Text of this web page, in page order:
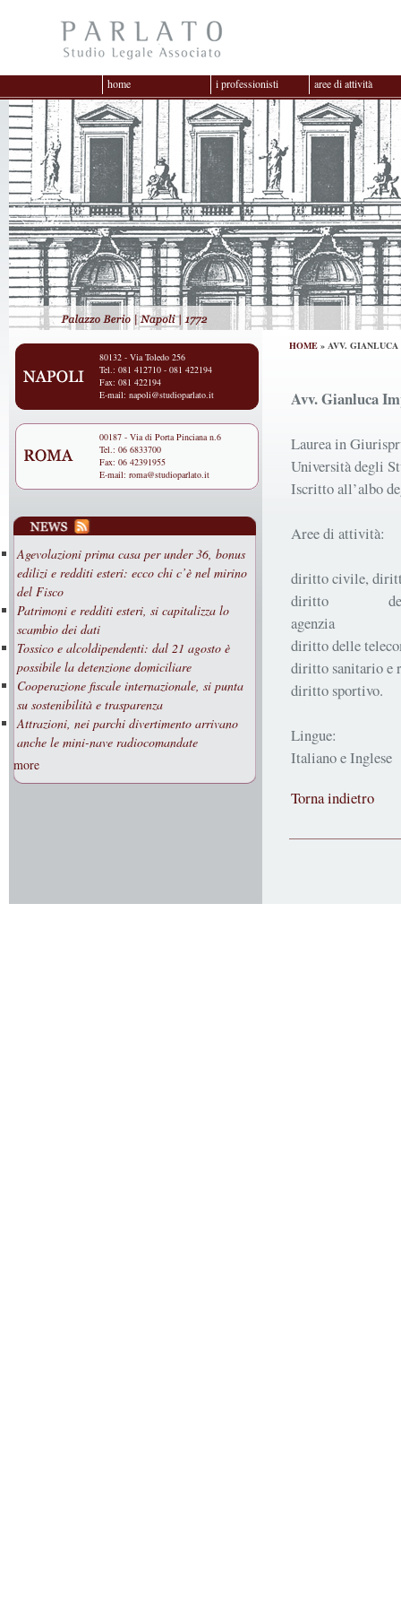
home i professionisti aree di attività
HOME » AVV.
Avv. Gianluca
Laurea in
Università degli
Iscritto all’albo
Aree di attività:
diritto civile,
diritto
diritto delle
diritto sanitario e
diritto sportivo.
Lingue:
Italiano e Inglese
Torna indietro
80132 - Via Toledo 256
Tel.: 081 412710 - 081 422194
Fax: 081 422194
E-mail: napoli@studioparlato.it
00187 - Via di Porta Pinciana n.6
Tel.: 06 6833700
Fax: 06 42391955
E-mail: roma@studioparlato.it
Agevolazioni prima casa per under 36, bonus
edilizi e redditi esteri: ecco chi c’è nel mirino
del Fisco
Patrimoni e redditi esteri, si capitalizza lo
scambio dei dati
Tossico e alcoldipendenti: dal 21 agosto è
possibile la detenzione domiciliare
Cooperazione fiscale internazionale, si punta
su sostenibilità e trasparenza
Attrazioni, nei parchi divertimento arrivano
anche le mini-nave radiocomandate
more